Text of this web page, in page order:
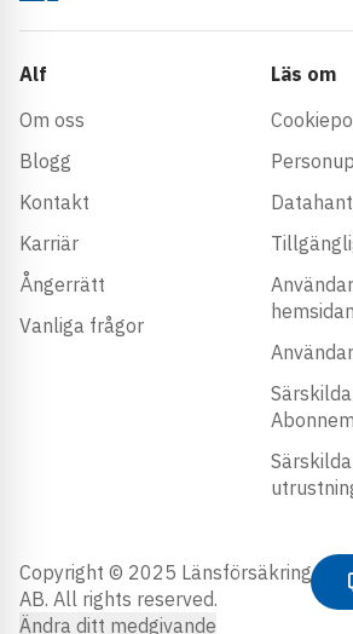
Alf
Om oss
Blogg
Kontakt
Karriär
Ångerrätt
Vanliga frågor
Läs om
hemsidan
Copyright © 2025 Länsförsäkringar
AB. All rights reserved.
Ändra ditt medgivande